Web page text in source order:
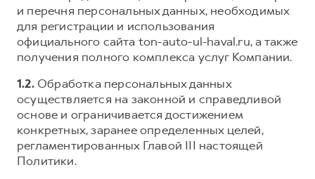
Автомобильные аксессуары
Коллекция CITY
Коллекция Базовая
Коллекция Детская
Коллекция Базовая
Коллекция Детская
и перечня персональных данных, необходимых
для регистрации и использования
официального сайта ton-auto-ul-haval.ru, а также
получения полного комплекса услуг Компании.
1.2.Обработка персональных данных
осуществляется на законной и справедливой
основе и ограничивается достижением
конкретных, заранее определенных целей,
регламентированных Главой III настоящей
Политики.